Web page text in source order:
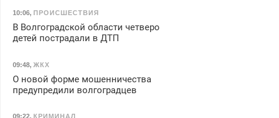
10:06, ПРОИСШЕСТВИЯ
В Волгоградской области четверо
детей пострадали в ДТП
09:48, ЖКХ
О новой форме мошенничества
предупредили волгоградцев
09:22, КРИМИНАЛ